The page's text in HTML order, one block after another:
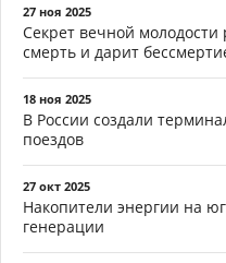
27 ноя 2025
Секрет вечной
смерть и дарит
18 ноя 2025
В России создали
поездов
27 окт 2025
Накопители энергии на
генерации